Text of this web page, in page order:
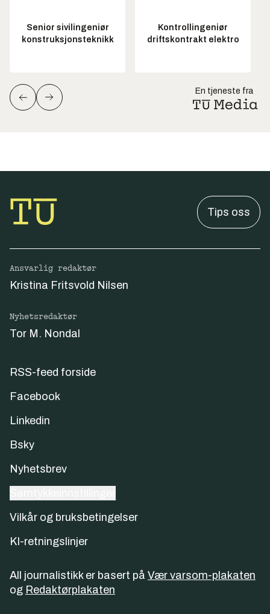
Senior sivilingeniør
konstruksjonsteknikk
Kontrollingeniør
driftskontrakt elektro
En tjeneste fra
Tips oss
Ansvarlig redaktør
Kristina Fritsvold Nilsen
Nyhetsredaktør
Tor M. Nondal
RSS-feed forside
Facebook
Linkedin
Bsky
Nyhetsbrev
Vilkår og bruksbetingelser
KI-retningslinjer
All journalistikk er basert på Vær varsom-plakaten
og Redaktørplakaten